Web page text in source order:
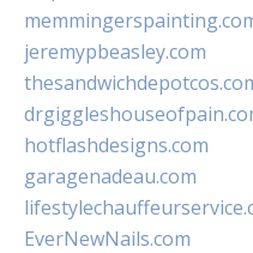
jeremypbeasley.com
hotflashdesigns.com
garagenadeau.com
EverNewNails.com